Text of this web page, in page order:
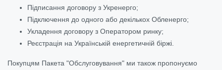
Підписання договору з Укренерго;
Підключення до одного або декількох Обленерго;
Укладення договору з Оператором ринку;
Реєстрація на Українській енергетичній біржі.
Покупцям Пакета "Обслуговування" ми також пропонуємо